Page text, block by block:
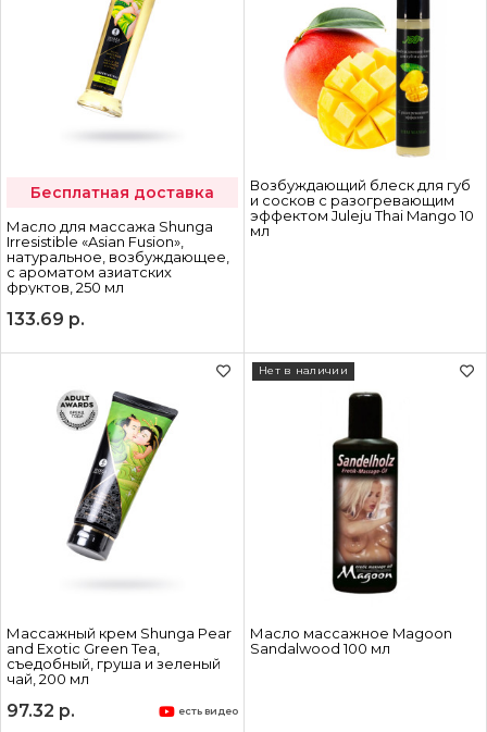
Бесплатная доставка
Масло для массажа Shunga
Irresistible «Asian Fusion»,
натуральное, возбуждающее,
с ароматом азиатских
фруктов, 250 мл
133.69 р.
Возбуждающий блеск для губ
и сосков с разогревающим
эффектом Juleju Thai Mango 10
мл
Массажный крем Shunga Pear
and Exotic Green Tea,
съедобный, груша и зеленый
чай, 200 мл
97.32 р. есть видео
Масло массажное Magoon
Sandalwood 100 мл
Нет в наличии